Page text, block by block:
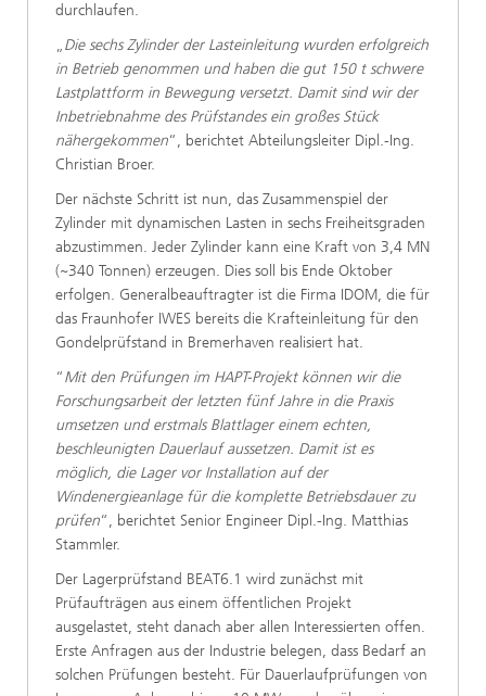
durchlaufen.
„Die sechs Zylinder der Lasteinleitung wurden erfolgreich
in Betrieb genommen und haben die gut 150 t schwere
Lastplattform in Bewegung versetzt. Damit sind wir der
Inbetriebnahme des Prüfstandes ein großes Stück
nähergekommen“, berichtet Abteilungsleiter Dipl.-Ing.
Christian Broer.
Der nächste Schritt ist nun, das Zusammenspiel der
Zylinder mit dynamischen Lasten in sechs Freiheitsgraden
abzustimmen. Jeder Zylinder kann eine Kraft von 3,4 MN
(~340 Tonnen) erzeugen. Dies soll bis Ende Oktober
erfolgen. Generalbeauftragter ist die Firma IDOM, die für
das Fraunhofer IWES bereits die Krafteinleitung für den
Gondelprüfstand in Bremerhaven realisiert hat.
“Mit den Prüfungen im HAPT-Projekt können wir die
Forschungsarbeit der letzten fünf Jahre in die Praxis
umsetzen und erstmals Blattlager einem echten,
beschleunigten Dauerlauf aussetzen. Damit ist es
möglich, die Lager vor Installation auf der
Windenergieanlage für die komplette Betriebsdauer zu
prüfen“, berichtet Senior Engineer Dipl.-Ing. Matthias
Stammler.
Der Lagerprüfstand BEAT6.1 wird zunächst mit
Prüfaufträgen aus einem öffentlichen Projekt
ausgelastet, steht danach aber allen Interessierten offen.
Erste Anfragen aus der Industrie belegen, dass Bedarf an
solchen Prüfungen besteht. Für Dauerlaufprüfungen von